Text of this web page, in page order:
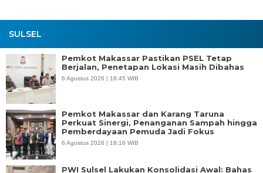
SULSEL
Pemkot Makassar Pastikan PSEL Tetap
Berjalan, Penetapan Lokasi Masih Dibahas
6 Agustus 2026 | 18:45 WIB
Pemkot Makassar dan Karang Taruna
Perkuat Sinergi, Penanganan Sampah hingga
Pemberdayaan Pemuda Jadi Fokus
6 Agustus 2026 | 18:16 WIB
PWI Sulsel Lakukan Konsolidasi Awal: Bahas